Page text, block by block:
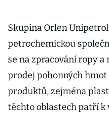
Skupina Orlen
petrochemickou
se na zpracování ropy
prodej pohonných
produktů, zejména
těchto oblastech patří k